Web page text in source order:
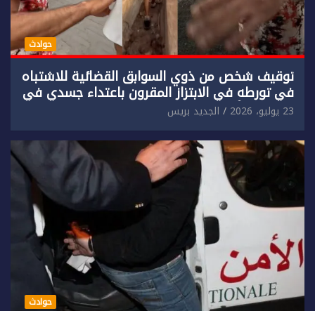
حوادث
توقيف شخص من ذوي السوابق القضائية للاشتباه
في تورطه في الابتزاز المقرون باعتداء جسدي في
حق سائح أجنبي.
23 يوليو، 2026 الجديد بريس
حوادث